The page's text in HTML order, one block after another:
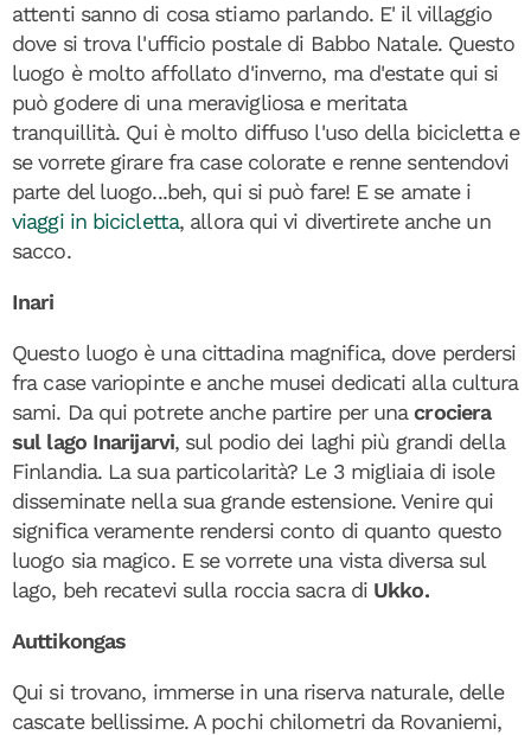
attenti sanno di cosa stiamo parlando. E' il villaggio
dove si trova l'ufficio postale di Babbo Natale. Questo
luogo è molto affollato d'inverno, ma d'estate qui si
può godere di una meravigliosa e meritata
tranquillità. Qui è molto diffuso l'uso della bicicletta e
se vorrete girare fra case colorate e renne sentendovi
parte del luogo...beh, qui si può fare! E se amate i
viaggi in bicicletta, allora qui vi divertirete anche un
sacco.
Inari
Questo luogo è una cittadina magnifica, dove perdersi
fra case variopinte e anche musei dedicati alla cultura
sami. Da qui potrete anche partire per unacrociera
sul lago Inarijarvi, sul podio dei laghi più grandi della
Finlandia. La sua particolarità? Le 3 migliaia di isole
disseminate nella sua grande estensione. Venire qui
significa veramente rendersi conto di quanto questo
luogo sia magico. E se vorrete una vista diversa sul
lago, beh recatevi sulla roccia sacra di Ukko.
Auttikongas
Qui si trovano, immerse in una riserva naturale, delle
cascate bellissime. A pochi chilometri da Rovaniemi,